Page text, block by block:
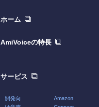
ホーム
AmiVoiceの特長
サービス
開発向
Amazon